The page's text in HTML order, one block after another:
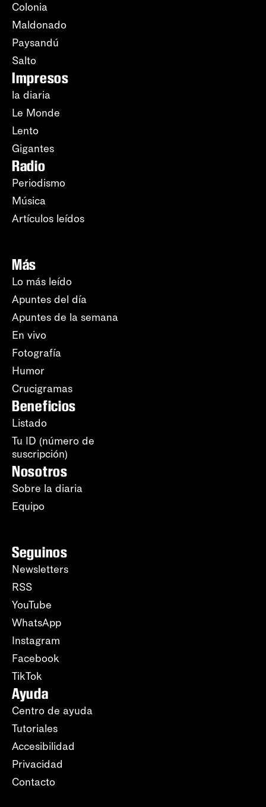
Colonia
Maldonado
Paysandú
Salto
Impresos
la diaria
Le Monde
Lento
Gigantes
Radio
Periodismo
Música
Artículos leídos
Más
Lo más leído
Apuntes del día
Apuntes de la semana
En vivo
Fotografía
Humor
Crucigramas
Beneficios
Listado
Tu ID (número de
suscripción)
Nosotros
Sobre la diaria
Equipo
Seguinos
Newsletters
RSS
YouTube
WhatsApp
Instagram
Facebook
TikTok
Ayuda
Centro de ayuda
Tutoriales
Accesibilidad
Privacidad
Contacto